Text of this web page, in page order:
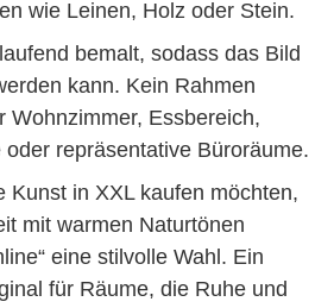
wie Leinen, Holz oder Stein.
bemalt, sodass das Bild
kann. Kein Rahmen
Wohnzimmer, Essbereich,
repräsentative Büroräume.
Kunst in XXL kaufen möchten,
mit warmen Naturtönen
eine stilvolle Wahl. Ein
für Räume, die Ruhe und